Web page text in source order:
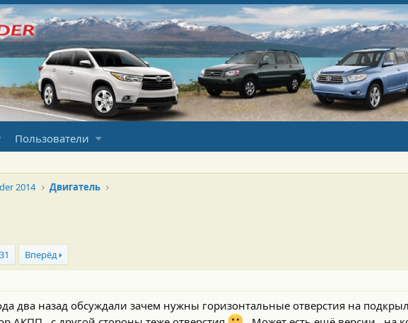
Пользователи
2014 Двигатель
31 Вперёд
два назад обсуждали зачем нужны горизонтальные отверстия на